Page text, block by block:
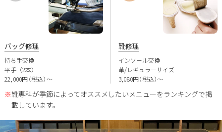
バッグ修理
持ち手交換
平手（2本）
22,000円（税込）〜
靴修理
インソール交換
革/レギュラーサイズ
3,080円（税込）〜
※靴専科が季節によってオススメしたいメニューをランキングで掲
載しています。